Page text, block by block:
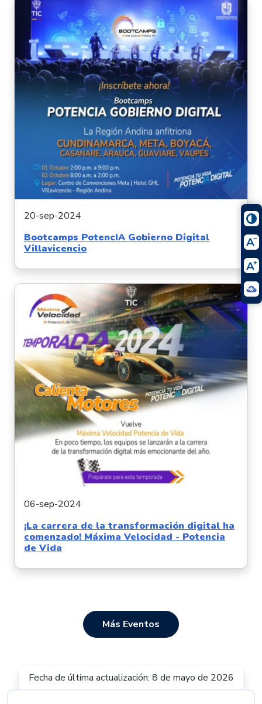
20-sep-2024
Bootcamps PotencIA Gobierno Digital
Villavicencio
06-sep-2024
¡La carrera de la transformación digital ha
comenzado! Máxima Velocidad - Potencia
de Vida
Más Eventos
Fecha de última actualización: 8 de mayo de 2026